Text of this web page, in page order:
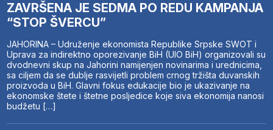
ZAVRŠENA JE SEDMA PO REDU KAMPANJA
“STOP ŠVERCU”
JAHORINA – Udruženje ekonomista Republike Srpske SWOT i
Uprava za indirektno oporezivanje BiH (UIO BiH) organizovali su
dvodnevni skup na Jahorini namijenjen novinarima i urednicima,
sa ciljem da se dublje rasvijetli problem crnog tržišta duvanskih
proizvoda u BiH. Glavni fokus edukacije bio je ukazivanje na
ekonomske štete i štetne posljedice koje siva ekonomija nanosi
budžetu […]